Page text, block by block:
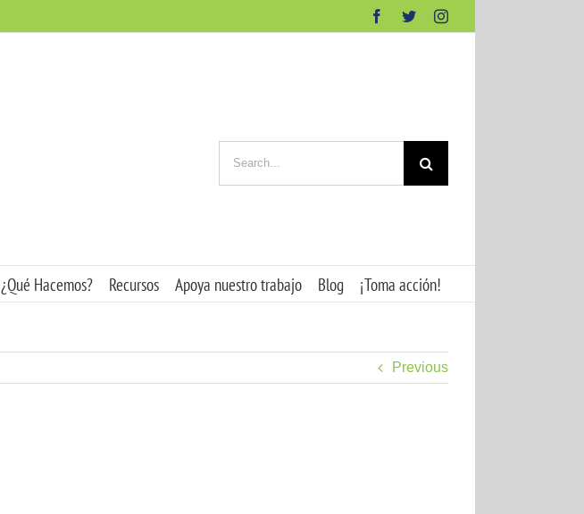
Facebook
TwitterInstagram
for:
¿Qué Hacemos? Recursos Apoya nuestro trabajo Blog ¡Toma acción!
Previous